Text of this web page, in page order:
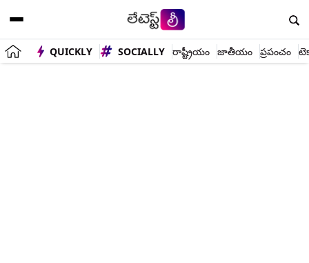
QUICKLY SOCIALLY రాష్ట్రీయం జాతీయం ప్రపంచం